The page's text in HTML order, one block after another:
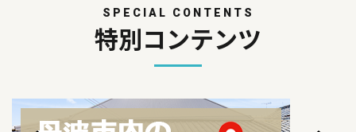
SPECIAL CONTENTS
特別コンテンツ